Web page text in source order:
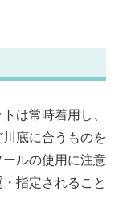
は常時着用し、
底に合うものを
ルの使用に注意
指定されること